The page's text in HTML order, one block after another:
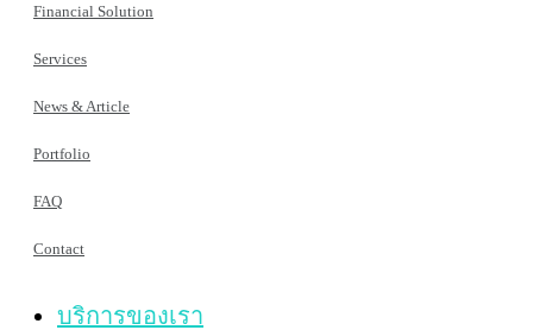
Financial Solution
Services
News & Article
Portfolio
FAQ
Contact
บริการของเรา